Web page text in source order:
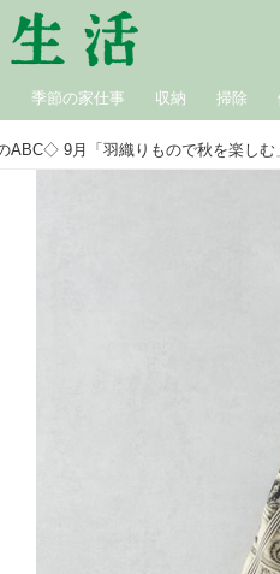
季節の家仕事 収納 掃除